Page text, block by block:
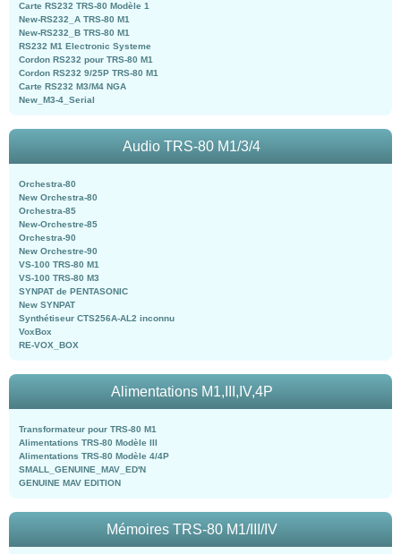
Carte RS232 TRS-80 Modèle 1
New-RS232_A TRS-80 M1
New-RS232_B TRS-80 M1
RS232 M1 Electronic Systeme
Cordon RS232 pour TRS-80 M1
Cordon RS232 9/25P TRS-80 M1
Carte RS232 M3/M4 NGA
New_M3-4_Serial
Audio TRS-80 M1/3/4
Orchestra-80
New Orchestra-80
Orchestra-85
New-Orchestre-85
Orchestra-90
New Orchestre-90
VS-100 TRS-80 M1
VS-100 TRS-80 M3
SYNPAT de PENTASONIC
New SYNPAT
Synthétiseur CTS256A-AL2 inconnu
VoxBox
RE-VOX_BOX
Alimentations M1,III,IV,4P
Transformateur pour TRS-80 M1
Alimentations TRS-80 Modèle III
Alimentations TRS-80 Modèle 4/4P
SMALL_GENUINE_MAV_ED'N
GENUINE MAV EDITION
Mémoires TRS-80 M1/III/IV